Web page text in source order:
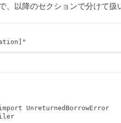
以降のセクションで分けて扱
UnreturnedBorrowError